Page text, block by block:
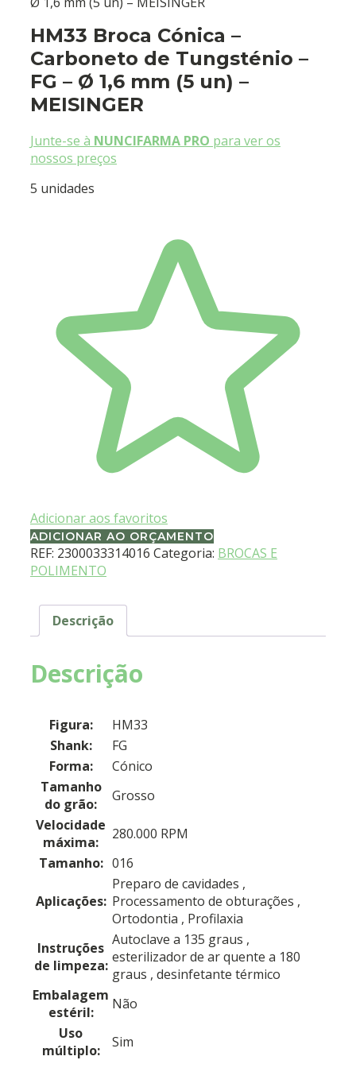
HM33 Broca Cónica –
Carboneto de Tungsténio –
FG – Ø 1,6 mm (5 un) –
MEISINGER
Junte-se à NUNCIFARMA PRO para ver os
nossos preços
5 unidades
Adicionar aos favoritos
ADICIONAR AO ORÇAMENTO
REF: 2300033314016 Categoria: BROCAS E
POLIMENTO
Descrição
Descrição
Figura:
HM33
Shank:
FG
Forma:
Cónico
Tamanho
do grão:
Grosso
Velocidade
máxima:
280.000 RPM
Tamanho: 016
Aplicações:
Preparo de cavidades ,
Processamento de obturações ,
Ortodontia , Profilaxia
Instruções
de limpeza:
Autoclave a 135 graus ,
esterilizador de ar quente a 180
graus , desinfetante térmico
Embalagem
estéril:
Não
Uso
múltiplo:
Sim